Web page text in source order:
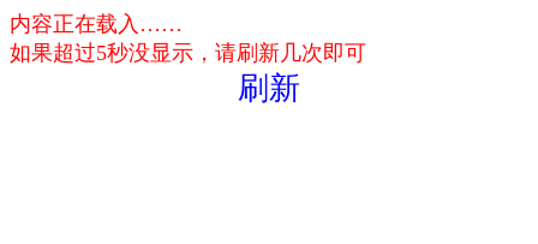
内容正在载入……
如果超过5秒没显示，请刷新几次即可
刷新